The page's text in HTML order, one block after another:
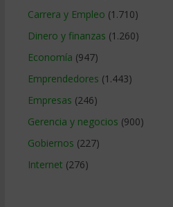
Carrera y Empleo (1.710)
Dinero y finanzas (1.260)
Economía (947)
Emprendedores (1.443)
Empresas (246)
Gerencia y negocios (900)
Gobiernos (227)
Internet (276)